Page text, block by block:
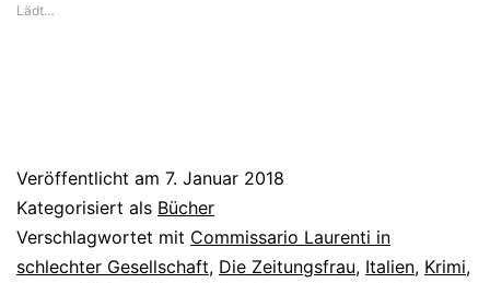
Lädt…
Veröffentlicht am 7. Januar 2018
Kategorisiert als Bücher
Verschlagwortet mit Commissario Laurenti in
schlechter Gesellschaft, Die Zeitungsfrau, Italien, Krimi,